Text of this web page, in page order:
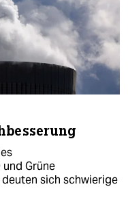
Grüne
sich schwierige